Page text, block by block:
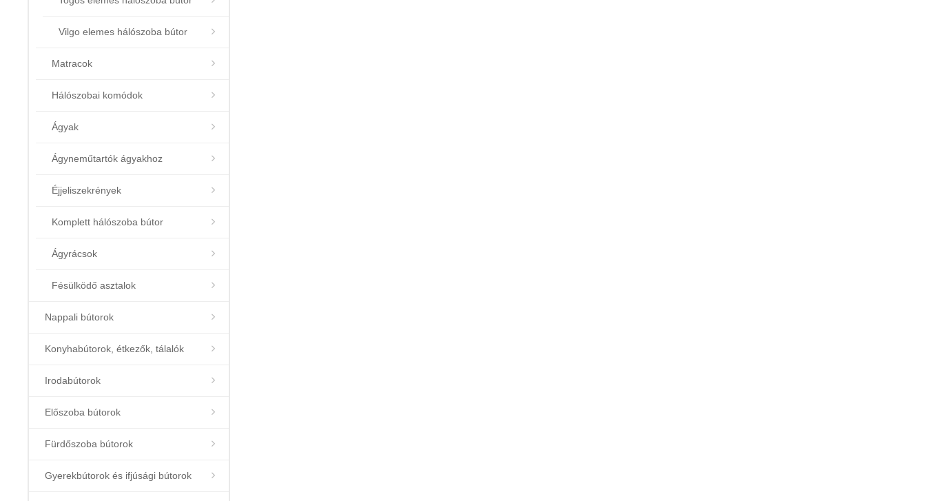
Vilgo elemes hálószoba bútor
Matracok
Hálószobai komódok
Ágyak
Ágyneműtartók ágyakhoz
Éjjeliszekrények
Komplett hálószoba bútor
Ágyrácsok
Fésülködő asztalok
Nappali bútorok
Konyhabútorok, étkezők, tálalók
Irodabútorok
Előszoba bútorok
Fürdőszoba bútorok
Gyerekbútorok és ifjúsági bútorok